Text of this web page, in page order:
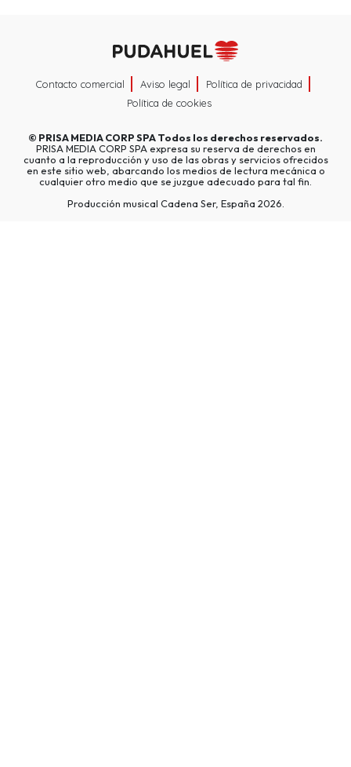
Contacto comercial Aviso legal
Política de privacidad
Política de cookies
© PRISA MEDIA CORP SPATodos los derechos reservados.
PRISA MEDIA CORP SPA expresa su reserva de derechos en
cuanto a la reproducción y uso de las obras y servicios ofrecidos
en este sitio web, abarcando los medios de lectura mecánica o
cualquier otro medio que se juzgue adecuado para tal fin.
Producción musical Cadena Ser, España 2026.